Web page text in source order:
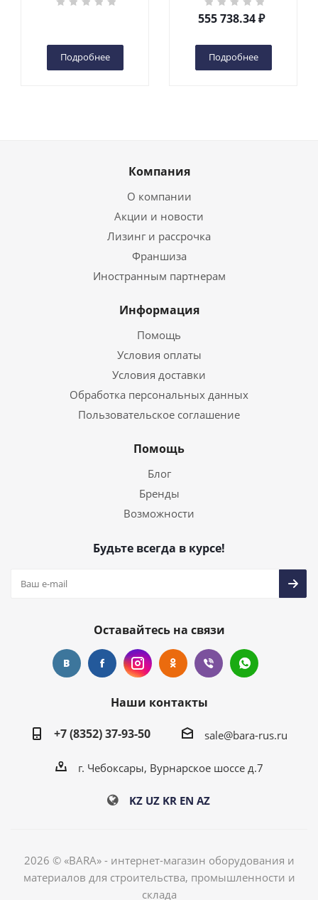
Подробнее
DC 2-мачтовый
(автономный) (G) в
555 738.34₽
Подробнее
Компания
О компании
Акции и новости
Лизинг и рассрочка
Франшиза
Иностранным партнерам
Информация
Помощь
Условия оплаты
Условия доставки
Обработка персональных данных
Пользовательское соглашение
Помощь
Блог
Бренды
Возможности
Будьте всегда в курсе!
Оставайтесь на связи
Наши контакты
+7 (8352) 37-93-50
sale@bara-rus.ru
г. Чебоксары, Вурнарское шоссе д.7
KZ UZ KR EN AZ
2026 © «BARA» - интернет-магазин оборудования и
материалов для строительства, промышленности и
склада